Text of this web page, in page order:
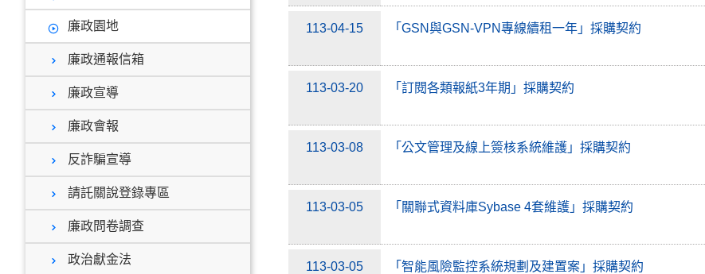
廉政園地
廉政通報信箱
廉政宣導
廉政會報
反詐騙宣導
請託關說登錄專區
廉政問卷調查
政治獻金法
113-04-15 「GSN與GSN-VPN專線續租一年」採購契約
113-03-20 「訂閱各類報紙3年期」採購契約
113-03-08 「公文管理及線上簽核系統維護」採購契約
113-03-05 「關聯式資料庫Sybase 4套維護」採購契約
113-03-05 「智能風險監控系統規劃及建置案」採購契約